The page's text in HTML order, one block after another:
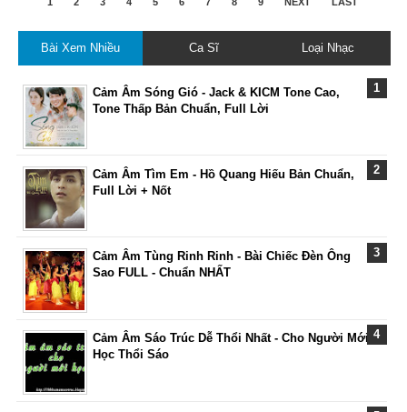
Bài Xem Nhiều Ca Sĩ Loại Nhạc
Cảm Âm Sóng Gió - Jack & KICM Tone Cao,
Tone Thấp Bản Chuẩn, Full Lời
Cảm Âm Tìm Em - Hồ Quang Hiếu Bản Chuẩn,
Full Lời + Nốt
Cảm Âm Tùng Rinh Rinh - Bài Chiếc Đèn Ông
Sao FULL - Chuẩn NHẤT
Cảm Âm Sáo Trúc Dễ Thổi Nhất - Cho Người Mới
Học Thổi Sáo